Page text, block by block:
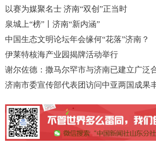
以赛为媒聚名士 济南“双创”正当时
泉城上“榜”丨济南“新内涵”
中国生态文明论坛年会缘何“花落”济南？
伊莱特核海产业园揭牌活动举行
谢尔佐德：撒马尔罕市与济南已建立广泛
济南市委宣传部代表团访问中亚两国成果